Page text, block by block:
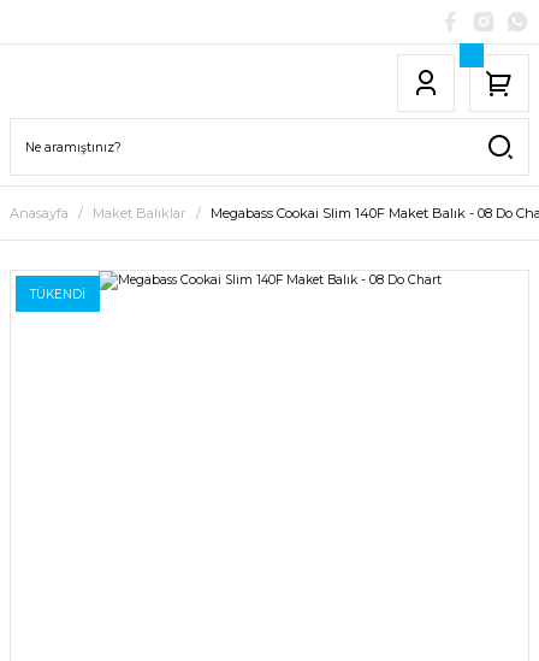
Anasayfa Maket Balıklar Megabass Cookai Slim 140F Maket Balık - 08 Do
TÜKENDİ